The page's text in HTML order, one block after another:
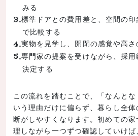
みる
標準ドアとの費用差と、空間の
で比較する
実物を見学し、開閉の感覚や高さ
専門家の提案を受けながら、採
決定する
この流れを踏むことで、「なんと
いう理由だけに偏らず、暮らし全
断がしやすくなります。初めての
理しながら一つずつ確認していけ